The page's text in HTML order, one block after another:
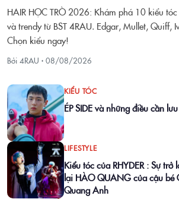
HAIR HỌC TRÒ 2026: Khám phá 10 kiểu
và trendy từ BST 4RAU. Edgar, Mullet, Quiff,
Chọn kiểu ngay!
Bởi 4RAU · 08/08/2026
KIỂU TÓC
ÉP SIDE và những điều cần
LIFESTYLE
Kiểu tóc của RHYDER : Sự
lại HÀO QUANG của cậu
Quang Anh